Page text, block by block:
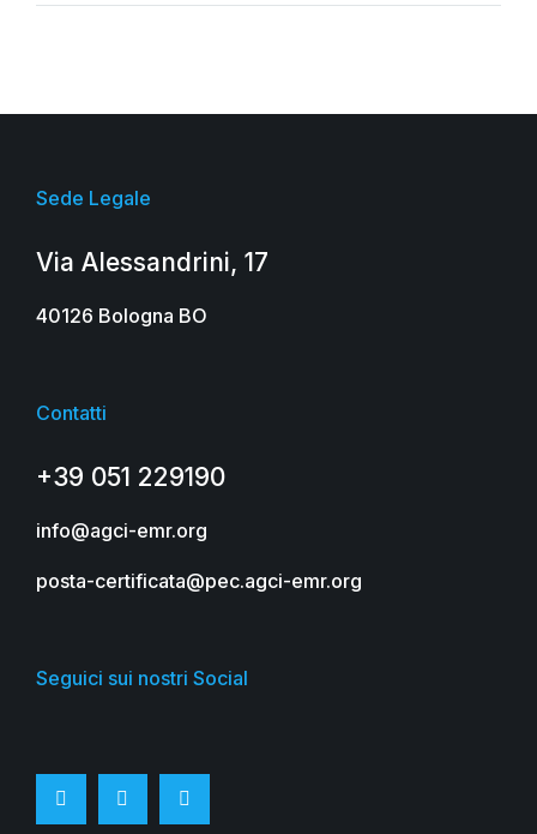
Sede Legale
Via Alessandrini, 17
40126 Bologna BO
Contatti
+39 051 229190
info@agci-emr.org
posta-certificata@pec.agci-emr.org
Seguici sui nostri Social